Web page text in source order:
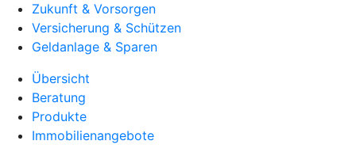
Zukunft & Vorsorgen
Versicherung & Schützen
Geldanlage & Sparen
Übersicht
Beratung
Produkte
Immobilienangebote